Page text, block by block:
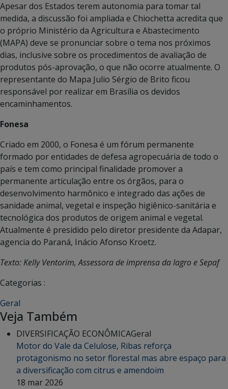
Apesar dos Estados terem autonomia para tomar tal
medida, a discussão foi ampliada e Chiochetta acredita que
o próprio Ministério da Agricultura e Abastecimento
(MAPA) deve se pronunciar sobre o tema nos próximos
dias, inclusive sobre os procedimentos de avaliação de
produtos pós-aprovação, o que não ocorre atualmente. O
representante do Mapa Julio Sérgio de Brito ficou
responsável por realizar em Brasília os devidos
encaminhamentos.
Fonesa
Criado em 2000, o Fonesa é um fórum permanente
formado por entidades de defesa agropecuária de todo o
país e tem como principal finalidade promover a
permanente articulação entre os órgãos, para o
desenvolvimento harmônico e integrado das ações de
sanidade animal, vegetal e inspeção higiênico-sanitária e
tecnológica dos produtos de origem animal e vegetal.
Atualmente é presidido pelo diretor presidente da Adapar,
agencia do Paraná, Inácio Afonso Kroetz.
Texto: Kelly Ventorim, Assessora de imprensa da Iagro e Sepaf
Categorias :
Geral
Veja Também
DIVERSIFICAÇÃO ECONÔMICAGeral
Motor do Vale da Celulose, Ribas reforça
protagonismo no setor florestal mas abre espaço para
a diversificação com citrus e amendoim
18 mar 2026